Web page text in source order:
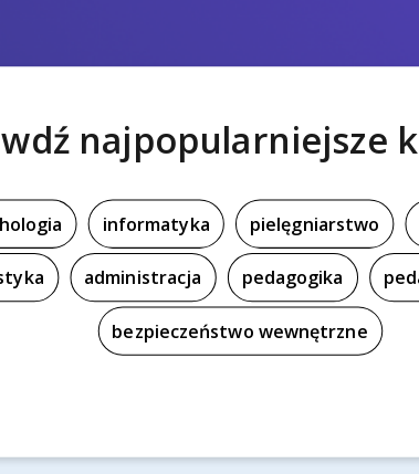
najpopularniejsze
informatyka pielęgniarstwo
administracja pedagogika
bezpieczeństwo wewnętrzne